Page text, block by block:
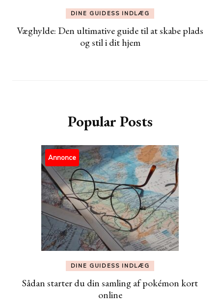
DINE GUIDESS INDLÆG
Væghylde: Den ultimative guide til at skabe plads
og stil i dit hjem
Popular Posts
Annonce
DINE GUIDESS INDLÆG
Sådan starter du din samling af pokémon kort
online